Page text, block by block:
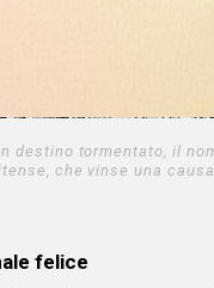
destino tormentato, il
che vinse una
felice